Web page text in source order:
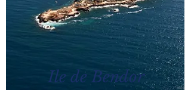
Ile de Bendor